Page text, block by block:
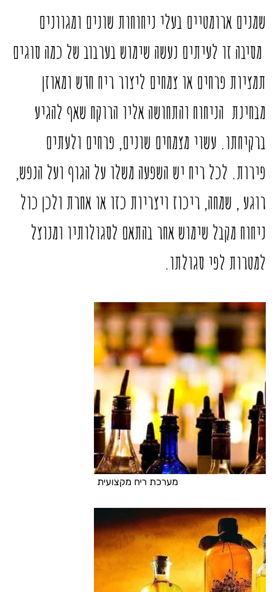
שמנים ארומטיים בעלי ניחוחות שונים ומגוונים
מסיבה זו לעיתים נעשה שימוש בערבוב של כמה סוגים
תמציות פרחים או צמחים ליצור ריח חדש ומאוזן
מבחינת הניחוח והתחושה אליו הרוקח שאף להגיע
ברקיחתו. עשוי מצמחים שונים, פרחים ולעתים
פירות. לכל ריח יש השפעה משלו על הגוף ועל הנפש,
רוגע , שמחה, ריכוז ויצריות כזו או אחרת ולכן כול
ניחוח מקבל שימוש אחר בהתאם לסגולותיו ומנוצל
למטרות לפי סגולתו.
מערכת ריח מקצועית